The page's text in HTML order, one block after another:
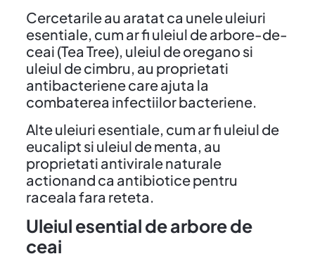
Cercetarile au aratat ca unele uleiuri
esentiale, cum ar fi uleiul de arbore-de-
ceai (Tea Tree), uleiul de oregano si
uleiul de cimbru, au proprietati
antibacteriene care ajuta la
combaterea infectiilor bacteriene.
Alte uleiuri esentiale, cum ar fi uleiul de
eucalipt si uleiul de menta, au
proprietati antivirale naturale
actionand ca antibiotice pentru
raceala fara reteta.
Uleiul esential de arbore de
ceai